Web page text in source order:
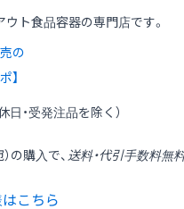
ト食品容器の専門店です。
の
】
休日・受発注品を除く）
の購入で、 送料・代引手数料無
こちら